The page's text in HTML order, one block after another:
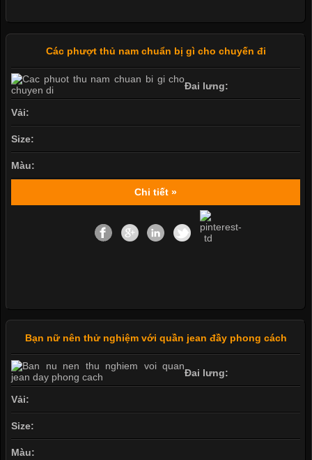
Các phượt thủ nam chuẩn bị gì cho chuyến đi
Đai lưng:
Vải:
Size:
Màu:
Chi tiết »
Bạn nữ nên thử nghiệm với quần jean đầy phong cách
Đai lưng:
Vải:
Size:
Màu: